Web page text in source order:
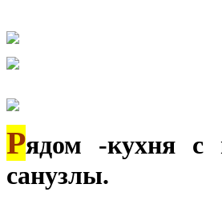
Рядом -кухня с
санузлы.